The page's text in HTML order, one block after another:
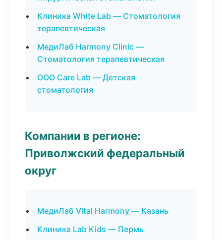
Клиника White Lab — Стоматология
терапевтическая
МедиЛаб Harmony Clinic —
Стоматология терапевтическая
ООО Care Lab — Детская
стоматология
Компании в регионе:
Приволжский федеральный
округ
МедиЛаб Vital Harmony — Казань
Клиника Lab Kids — Пермь